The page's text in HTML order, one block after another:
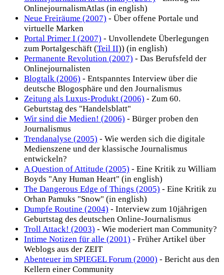
OnlinejournalismAtlas (in english)
Neue Freiräume (2007) - Über offene Portale und
virtuelle Marken
Portal Primer I (2007) - Unvollendete Überlegungen
zum Portalgeschäft (Teil II)) (in english)
Permanente Revolution (2007) - Das Berufsfeld der
Onlinejournalisten
Blogtalk (2006) - Entspanntes Interview über die
deutsche Blogosphäre und den Journalismus
Zeitung als Luxus-Produkt (2006) - Zum 60.
Geburtstag des "Handelsblatt"
Wir sind die Medien! (2006) - Bürger proben den
Journalismus
Trendanalyse (2005) - Wie werden sich die digitale
Medienszene und der klassische Journalismus
entwickeln?
A Question of Attitude (2005) - Eine Kritik zu William
Boyds "Any Human Heart" (in english)
The Dangerous Edge of Things (2005) - Eine Kritik zu
Orhan Pamuks "Snow" (in english)
Dumpfe Routine (2004) - Interview zum 10jährigen
Geburtstag des deutschen Online-Journalismus
Troll Attack! (2003) - Wie moderiert man Community?
Intime Notizen für alle (2001) - Früher Artikel über
Weblogs aus der ZEIT
Abenteuer im SPIEGEL Forum (2000) - Bericht aus den
Kellern einer Community